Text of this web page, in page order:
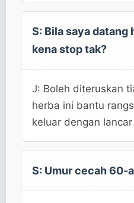
S: Bila saya datang
kena stop tak?
J: Boleh diteruskan
herba ini bantu
keluar dengan
S: Umur cecah 60-